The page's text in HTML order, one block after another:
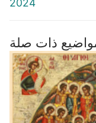
2024
ذات صلة